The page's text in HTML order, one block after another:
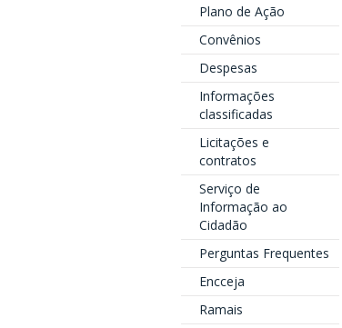
Plano de Ação
Convênios
Despesas
Informações
classificadas
Licitações e
contratos
Serviço de
Informação ao
Cidadão
Perguntas Frequentes
Encceja
Ramais